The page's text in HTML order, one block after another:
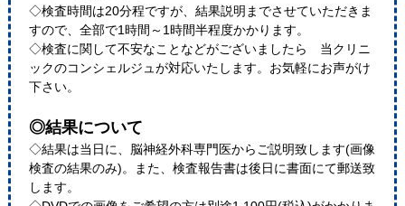
◇検査時間は20分程ですが、結果説明までさせていただきま
すので、全部で1時間～1時間半程度かかります。
◇検査に関して不安なことなどがございましたら 当クリニ
ックのコンシェルジュが対応いたします。お気軽にお声がけ
下さい。
◎結果について
◇結果は当日に、脳神経外科専門医からご説明致します(画像
検査の結果のみ)。また、検査報告書は後日に書面にて郵送致
します。